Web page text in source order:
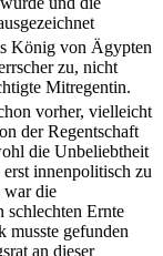
König von Ägypten
zu, nicht
Mitregentin.
vorher, vielleicht
der Regentschaft
die Unbeliebtheit
innenpolitisch zu
war die
schlechten Ernte
musste gefunden
an dieser